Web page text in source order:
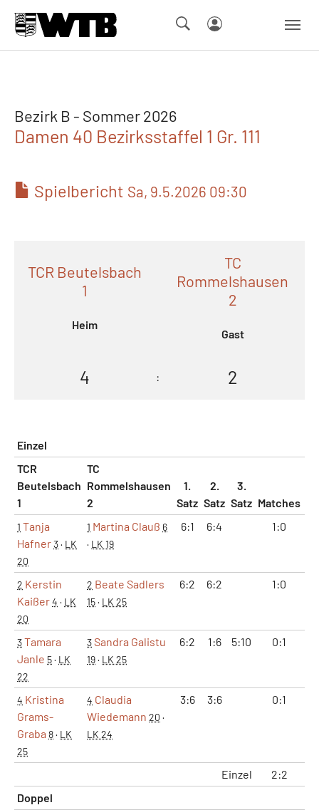
Bezirk B - Sommer 2026
Damen 40 Bezirksstaffel 1 Gr. 111
Spielbericht Sa, 9.5.2026 09:30
TCR Beutelsbach
1
Heim
TC
Rommelshausen
2
Gast
4 : 2
Einzel
TCR
Beutelsbach
1
TC
Rommelshausen
2
1.
Satz
2.
Satz
3.
Satz Matches
1 Tanja
Hafner3· LK
20
1 Martina Clauß 6
· LK 19
6:1 6:4 1:0
2 Kerstin
Kaißer4 · LK
20
2 Beate Sadlers
15· LK 25
6:2 6:2 1:0
3Tamara
Janle 5· LK
22
3Sandra Galistu
19· LK 25
6:2 1:6 5:10 0:1
4 Kristina
Grams-
Graba 8· LK
25
4 Claudia
Wiedemann 20 ·
LK 24
3:6 3:6 0:1
Einzel 2:2
Doppel